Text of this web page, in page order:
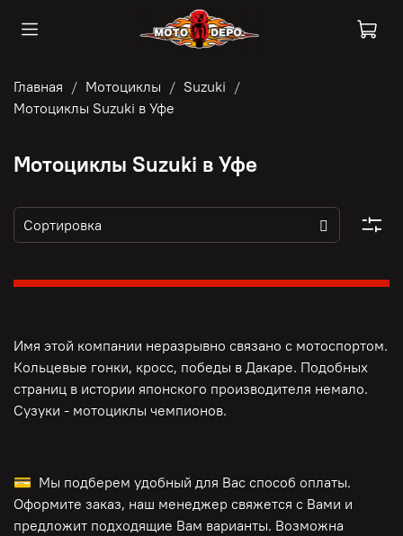
Главная Мотоциклы
Suzuki
Мотоциклы Suzuki в Уфе
Мотоциклы Suzuki в Уфе
Имя этой компании неразрывно связано с мотоспортом.
Кольцевые гонки, кросс, победы в Дакаре. Подобных
страниц в истории японского производителя немало.
Сузуки - мотоциклы чемпионов.
💳 Мы подберем удобный для Вас способ оплаты.
Оформите заказ, наш менеджер свяжется с Вами и
предложит подходящие Вам варианты. Возможна